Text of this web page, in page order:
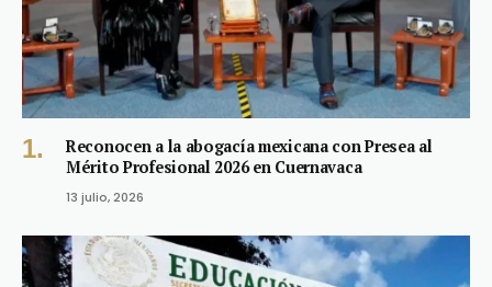
Reconocen a la abogacía mexicana con Presea al
Mérito Profesional 2026 en Cuernavaca
13 julio, 2026